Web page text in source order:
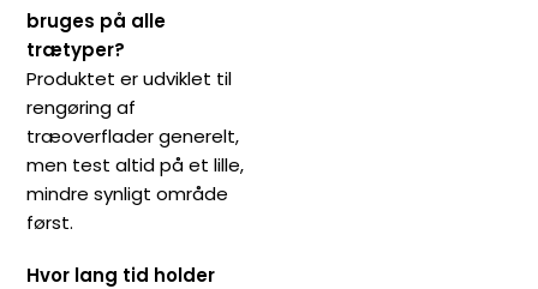
bruges på alle
trætyper?
Produktet er udviklet til
rengøring af
træoverflader generelt,
men test altid på et lille,
mindre synligt område
først.
Hvor lang tid holder